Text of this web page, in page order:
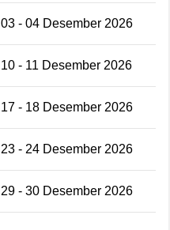
03 - 04 Desember 2026
10 - 11 Desember 2026
17 - 18 Desember 2026
23 - 24 Desember 2026
29 - 30 Desember 2026